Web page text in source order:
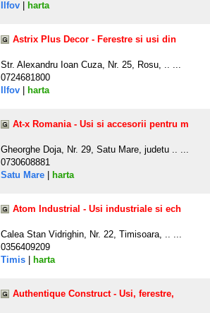
Ilfov harta
Astrix Plus Decor - Ferestre si usi din
Str. Alexandru Ioan Cuza, Nr. 25, Rosu, .. ...
0724681800
Ilfov
harta
At-x Romania - Usi si accesorii pentru m
Gheorghe Doja, Nr. 29, Satu Mare, judetu .. ...
0730608881
Satu Mare
harta
Atom Industrial - Usi industriale si ech
Calea Stan Vidrighin, Nr. 22, Timisoara, .. ...
0356409209
Timis
harta
Authentique Construct - Usi, ferestre,